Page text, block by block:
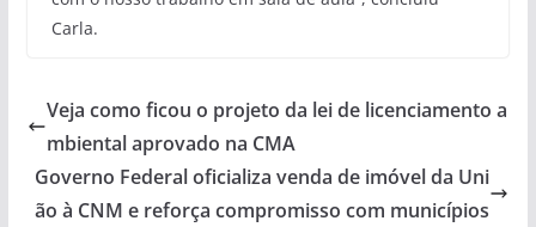
Carla.
Veja como ficou o projeto da lei de licenciamento a
mbiental aprovado na CMA
Governo Federal oficializa venda de imóvel da Uni
ão à CNM e reforça compromisso com municípios